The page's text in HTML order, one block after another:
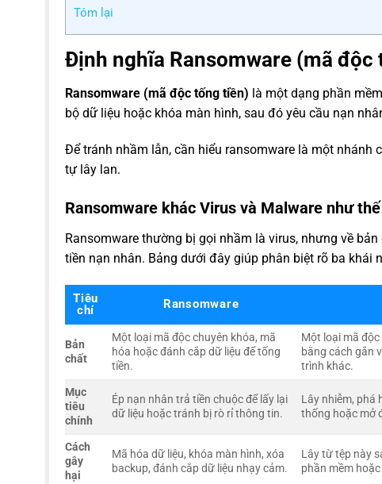
Tóm lại
Định nghĩa Ransomware (mã
Ransomware (mã độc tống tiền) là một dạng phần
bộ dữ liệu hoặc khóa màn hình, sau đó yêu cầu nạn
Để tránh nhầm lẫn, cần hiểu ransomware là một nhánh
tự lây lan.
Ransomware khác Virus và Malware như
Ransomware thường bị gọi nhầm là virus, nhưng về
tiền nạn nhân. Bảng dưới đây giúp phân biệt rõ ba khái
Tiêu
chí
Ransomware
Bản
chất
Một loại mã độc chuyên khóa, mã
hóa hoặc đánh cắp dữ liệu để tống
tiền.
Một loại mã
bằng cách gắn
trình khác.
Mục
tiêu
chính
Ép nạn nhân trả tiền chuộc để lấy lại
dữ liệu hoặc tránh bị rò rỉ thông tin.
Lây nhiễm, phá
thống hoặc mở
Cách
gây
hại
Mã hóa dữ liệu, khóa màn hình, xóa
backup, đánh cắp dữ liệu nhạy cảm.
Lây từ tệp này
phần mềm